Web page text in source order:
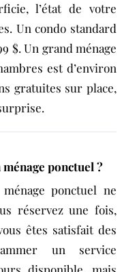
l’état de votre
Un condo standard
$. Un grand ménage
est d’environ
gratuites sur place,
ponctuel ?
ponctuel ne
réservez une fois,
êtes satisfait des
un service